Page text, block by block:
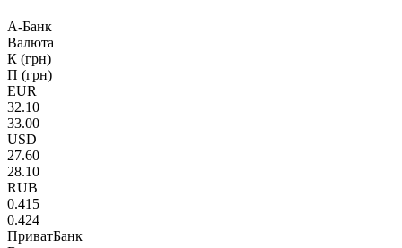
А-Банк
Валюта
К (грн)
П (грн)
EUR
32.10
33.00
USD
27.60
28.10
RUB
0.415
0.424
ПриватБанк